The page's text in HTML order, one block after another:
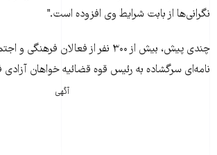
نگرانی‌ها از بابت شرايط وی افزوده است."
چندی پيش، بيش از ۳۰۰ نفر از فعالان
نامه‌ای سرگشاده به رئيس قوه قضائيه خواهان
آگهی